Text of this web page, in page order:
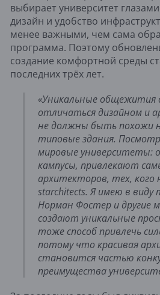
выбирает университет
дизайн и удобство
менее важными, чем сама
программа. Поэтому
создание комфортной среды
последних трёх лет.
«Уникальные
отличаться дизайном и
не должны быть похожи
типовые здания.
мировые университеты:
кампусы, привлекают
архитекторов, тех,
starchitects. Я имею в виду
Норман Фостер и другие
создают уникальные
тоже способ привлечь
потому что красивая
становится частью
преимущества